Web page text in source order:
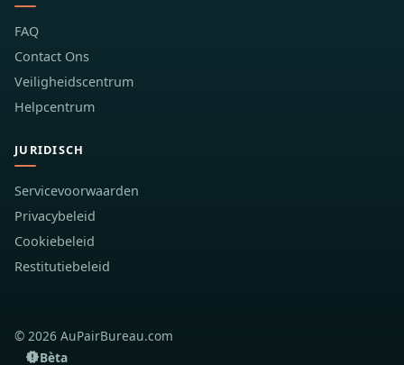
FAQ
Contact Ons
Veiligheidscentrum
Helpcentrum
JURIDISCH
Servicevoorwaarden
Privacybeleid
Cookiebeleid
Restitutiebeleid
© 2026 AuPairBureau.com
Bèta